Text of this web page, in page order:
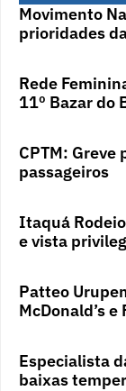
Movimento
prioridades
Rede
11º Bazar do
CPTM:
passageiros
Itaquá
e vista
Patteo
McDonald’s
Especialista
baixas